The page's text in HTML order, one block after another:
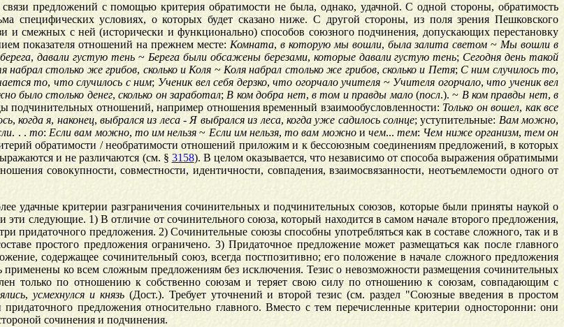
предложений с помощью критерия обратимости не была, однако, удачной. С одной стороны, обратимость
специфических условиях, о которых будет сказано ниже. С другой стороны, из поля зрения Пешковского
и смежных с ней (исторически и функционально) способов союзного подчинения, допускающих перестановку
показателя отношений на прежнем месте: Комната, в которую мы вошли, была залита светом ~Мы вошли в
берега,давали густую тень ~ Берега были обсажены березами, которые давали густую тень;Сегодня день такой
набрал столько же грибов, сколько и Коля ~ Коля набрал столько же грибов, сколько и Петя; С ним случилось то,
то, что случилось с ним; Ученик вел себя дерзко,что огорчало учителя ~ Учителя огорчало,что ученик вел
было столько денег,сколько он заработал;В ком добра нет, в том и правды мало(посл.). ~ В ком правды нет,в
подчинительных отношений, например отношения временный взаимообусловленности: Только он вошел, как все
, когда я, наконец, выбрался из леса-Я выбрался из леса, когда уже садилось солнце; уступительные: Вам можно,
. . . то:Если вам можно, то им нельзя ~ Если им нельзя,то вам можнои чем...тем: Чем ниже организм,тем он
обратимости / необратимости отношений приложим и к бессоюзным соединениям предложений, в которых
и не различаются (см. § 3158). В целом оказывается, что независимо от способа выражения обратимыми
совокупности, совместности, идентичности, совпадения, взаимосвязанности, неотъемлемости одного от
удачные критерии разграничения сочинительных и подчинительных союзов, которые были приняты наукой о
следующие. 1) В отличие от сочинительного союза, который находится в самом начале второго предложения,
придаточного предложения. 2) Сочинительные союзы способны употребляться как в составе сложного, так и в
простого предложенияограничено. 3) Придаточное предложение может размещаться как после главного
содержащее сочинительный союз, всегда постпозитивно; его положение в начале сложного предложения
ко всем сложным предложениям без исключения. Тезис о невозможности размещения сочинительных
только по отношению к собственно союзам и теряет свою силу по отношению к союзам, совпадающим с
,усмехнулся и князь(Дост.). Требует уточнений и второй тезис (см. раздел "Союзные введения в простом
предложения относительно главного. Вместо с тем перечисленные критерии односторонни: они
сочинения и подчинения.